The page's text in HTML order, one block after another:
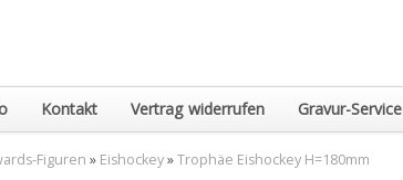
Kontakt Vertrag widerrufen Gravur-Service
Figuren » Eishockey»Trophäe Eishockey H=180mm